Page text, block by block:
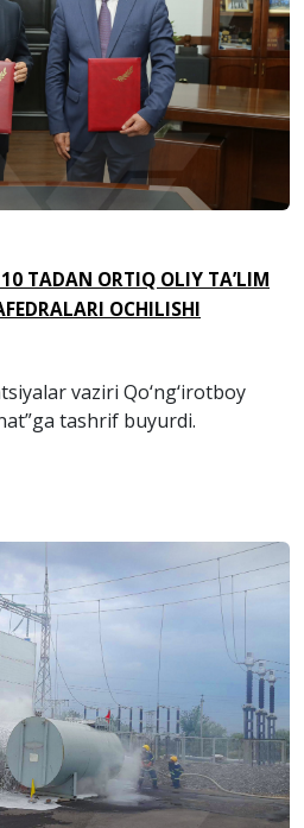
TADAN ORTIQ OLIY TA’LIM
OCHILISHI
vaziri Qo‘ng‘irotboy
tashrif buyurdi.